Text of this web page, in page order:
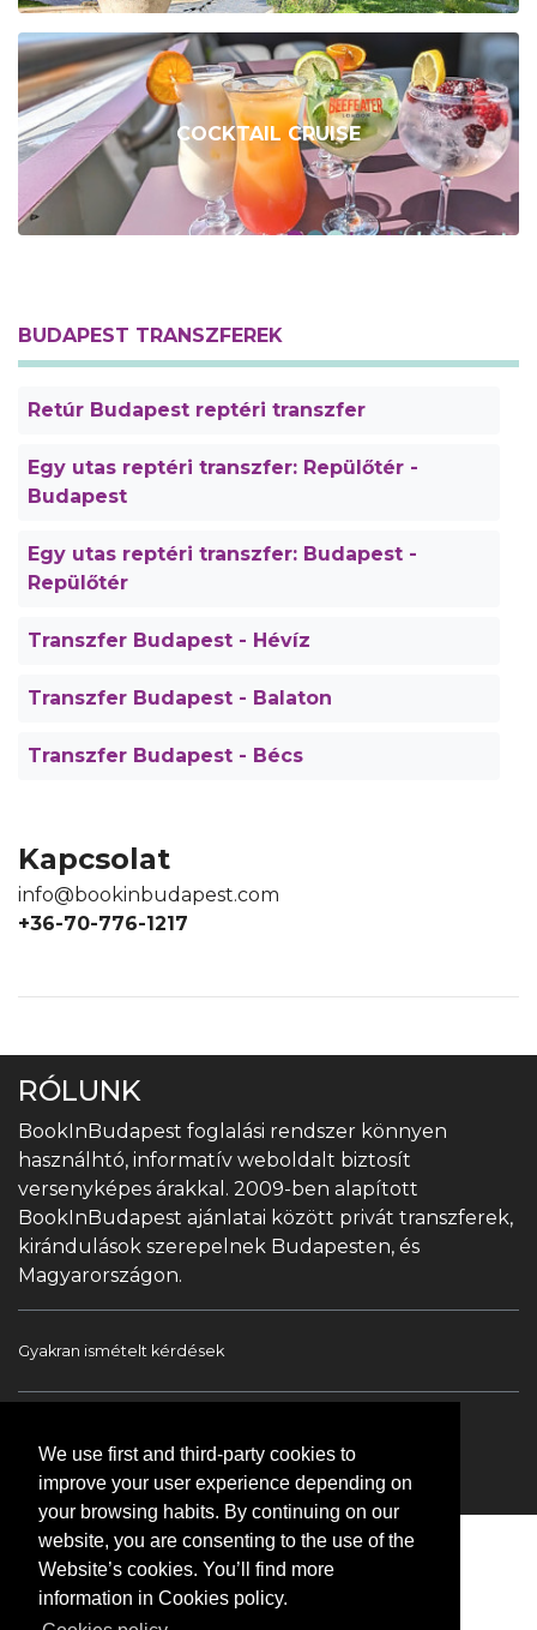
We use first and third-party cookies to
improve your user experience depending on
your browsing habits. By continuing on our
website, you are consenting to the use of the
Website’s cookies. You’ll find more
information in Cookies policy.
COCKTAIL CRUISE
BUDAPEST TRANSZFEREK
Retúr Budapest reptéri transzfer
Egy utas reptéri transzfer: Repülőtér -
Budapest
Egy utas reptéri transzfer: Budapest -
Repülőtér
Transzfer Budapest - Hévíz
Transzfer Budapest - Balaton
Transzfer Budapest - Bécs
Kapcsolat
info@bookinbudapest.com
+36-70-776-1217
RÓLUNK
BookInBudapest foglalási rendszer könnyen
használhtó, informatív weboldalt biztosít
versenyképes árakkal. 2009-ben alapított
BookInBudapest ajánlatai között privát transzferek,
kirándulások szerepelnek Budapesten, és
Magyarországon.
Gyakran ismételt kérdések
Túrák & Kirándulások Transzfer Kapcsolat